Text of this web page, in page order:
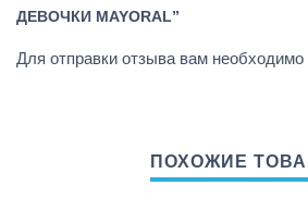
ДЕВОЧКИ MAYORAL”
Для отправки отзыва вам необходимо
ПОХОЖИЕ